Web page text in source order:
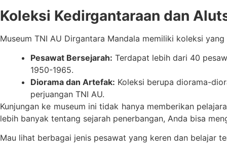
Koleksi Kedirgantaraan dan
Museum TNI AU Dirgantara Mandala memiliki koleksi
Pesawat Bersejarah: Terdapat lebih dari 40
1950-1965.
Diorama dan Artefak: Koleksi berupa diorama-
perjuangan TNI AU.
Kunjungan ke museum ini tidak hanya memberikan
lebih banyak tentang sejarah penerbangan, Anda bisa
Mau lihat berbagai jenis pesawat yang keren dan belajar